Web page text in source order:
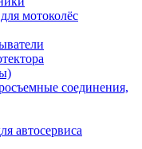
мотоколёс
соединения,
автосервиса